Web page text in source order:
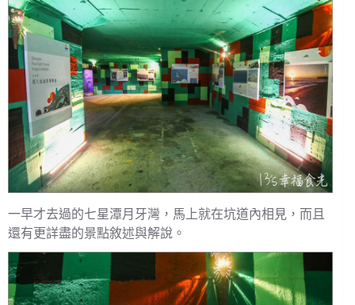
一早才去過的七星潭月牙灣，馬上就在坑道內相見，而且
還有更詳盡的景點敘述與解說。